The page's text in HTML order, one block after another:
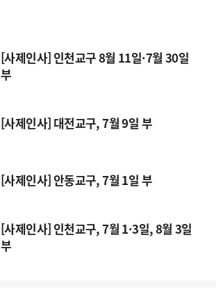
[사제인사] 인천교구 8월 11일·7월 30일
부
[사제인사] 대전교구, 7월 9일 부
[사제인사] 안동교구, 7월 1일 부
[사제인사] 인천교구, 7월 1·3일, 8월 3일
부